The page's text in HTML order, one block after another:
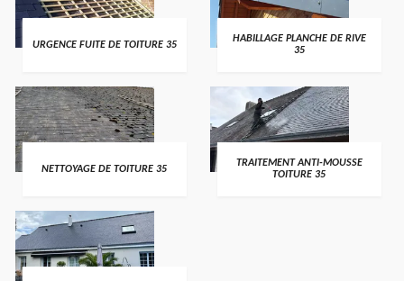
URGENCE FUITE DE TOITURE 35
HABILLAGE PLANCHE DE RIVE
35
NETTOYAGE DE TOITURE 35
TRAITEMENT ANTI-MOUSSE
TOITURE 35